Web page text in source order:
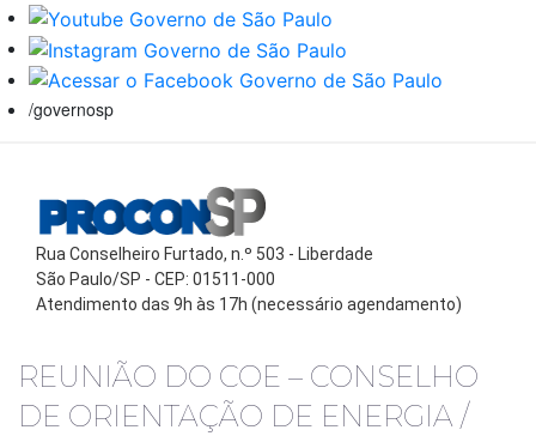
/governosp
Rua Conselheiro Furtado, n.º 503 - Liberdade
São Paulo/SP - CEP: 01511-000
Atendimento das 9h às 17h (necessário agendamento)
REUNIÃO DO COE – CONSELHO
DE ORIENTAÇÃO DE ENERGIA /